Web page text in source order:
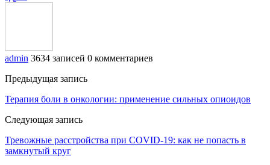
admin 3634 записей 0 комментариев
Предыдущая запись
Терапия боли в онкологии: применение сильных опиоидов
Следующая запись
Тревожные расстройства при COVID-19: как не попасть в
замкнутый круг